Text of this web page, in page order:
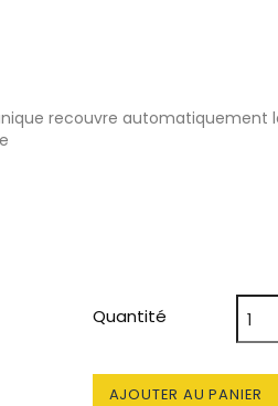
recouvre automatiquement
Quantité
AJOUTER AU PANIER